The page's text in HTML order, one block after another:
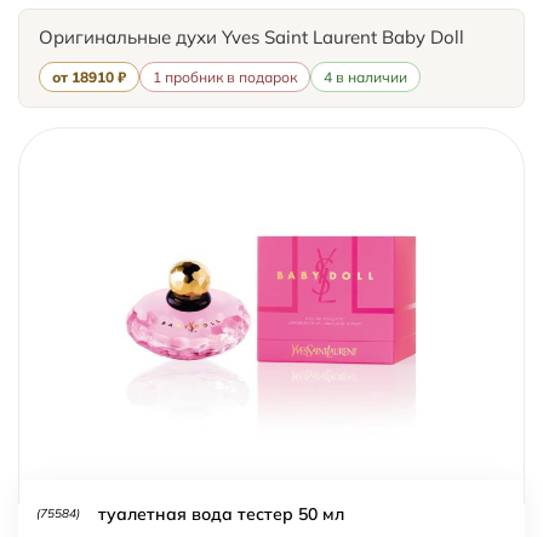
Оригинальные духи Yves Saint Laurent Baby Doll
от 18910 ₽ 1 пробник в подарок 4 в наличии
(75584) туалетная вода тестер 50 мл